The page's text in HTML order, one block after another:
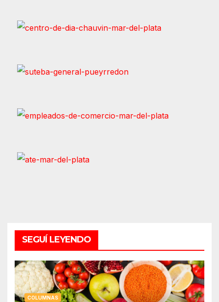
SEGUÍ LEYENDO
COLUMNAS